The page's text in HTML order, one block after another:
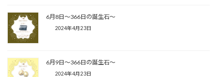
6月8日〜366日の誕生石〜
2024年4月23日
6月9日〜366日の誕生石〜
2024年4月23日